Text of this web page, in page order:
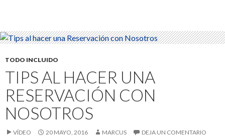
TODO INCLUIDO
TIPS AL HACER UNA
RESERVACIÓN CON
NOSOTROS
VÍDEO 20 MAYO, 2016 MARCUS DEJA UN COMENTARIO